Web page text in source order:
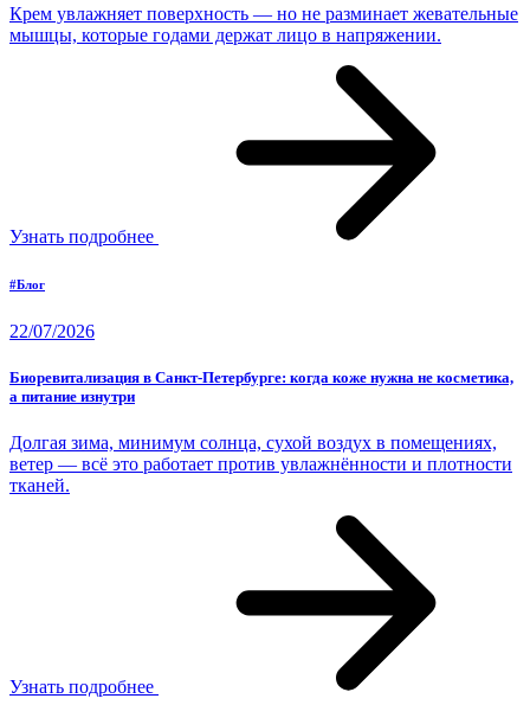
Крем увлажняет поверхность — но не разминает жевательные
мышцы, которые годами держат лицо в напряжении.
Узнать подробнее
#Блог
22/07/2026
Биоревитализация в Санкт-Петербурге: когда коже нужна не косметика,
а питание изнутри
Долгая зима, минимум солнца, сухой воздух в помещениях,
ветер — всё это работает против увлажнённости и плотности
тканей.
Узнать подробнее